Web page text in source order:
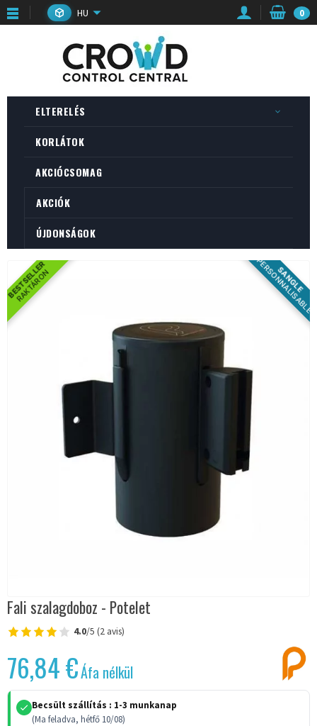
HU 0
ELTERELÉS
KORLÁTOK
AKCIÓCSOMAG
AKCIÓK
ÚJDONSÁGOK
BESTSELLER
RAKTÁRON SANGLE
PERSONNALISABLE
Fali szalagdoboz - Potelet
4.0/5 (2 avis)
76,84 €Áfa nélkül
Becsült szállítás : 1-3 munkanap
(Ma feladva, hétfő 10/08)